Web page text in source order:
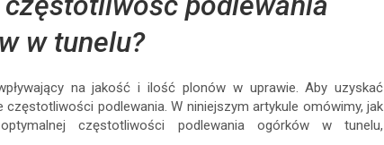
w tunelu?
na jakość i ilość plonów w uprawie. Aby uzyskać
podlewania. W niniejszym artykule omówimy, jak
częstotliwości podlewania ogórków w tunelu,